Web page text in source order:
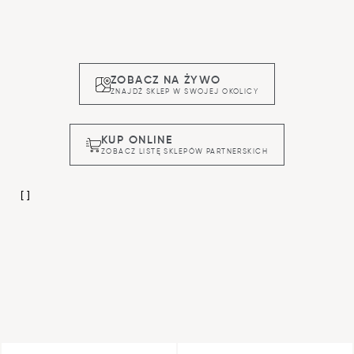
ZOBACZ NA ŻYWO
ZNAJDŹ SKLEP W SWOJEJ OKOLICY
KUP ONLINE
ZOBACZ LISTĘ SKLEPÓW PARTNERSKICH